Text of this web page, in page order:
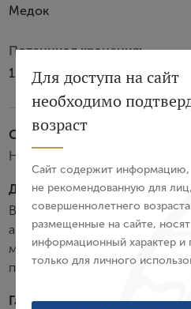
Стилистика:
Насыщенное
Дегустационные
Вино интенсивного
аромат с нотами спелых
миндаля. Вкус мягкий
пряностей и табака.
Гастрономия:
Медок
Потенциал хранения:
12 летДля доступа на сайт
необходимо
возраст
Сайт содержит информацию,
не рекомендованную для
совершеннолетнего
размещенные на сайте,
информационный характер и
только для личного
Вход
Пароль